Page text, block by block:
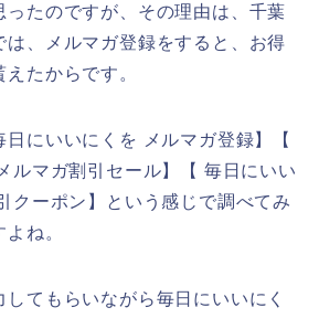
ったのですが、その理由は、千葉
は、メルマガ登録をすると、お得
たからです。
日にいいにくを メルマガ登録】【
ルマガ割引セール】【 毎日にいい
クーポン】という感じで調べてみ
ね。
てもらいながら毎日にいいにく